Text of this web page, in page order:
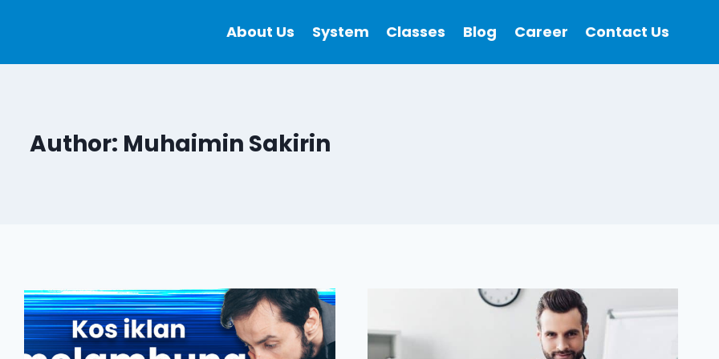
About Us System Classes Blog Career Contact Us
Author: Muhaimin Sakirin